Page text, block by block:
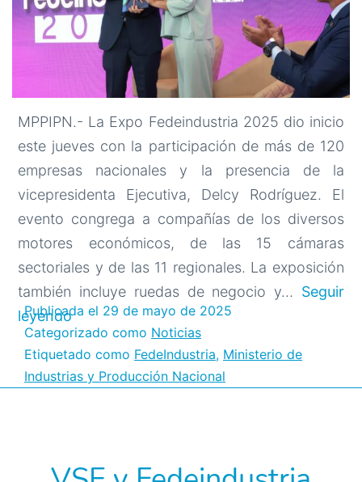
MPPIPN.- La Expo Fedeindustria 2025 dio inicio
este jueves con la participación de más de 120
empresas nacionales y la presencia de la
vicepresidenta Ejecutiva, Delcy Rodríguez. El
evento congrega a compañías de los diversos
motores económicos, de las 15 cámaras
sectoriales y de las 11 regionales. La exposición
también incluye ruedas de negocio y… Seguir
leyendoVicepresidenta
Ejecutiva
inaugura
Expo
Publicada el 29 de mayo de 2025
Categorizado como Noticias
Etiquetado como FedeIndustria, Ministerio de
Industrias y Producción Nacional